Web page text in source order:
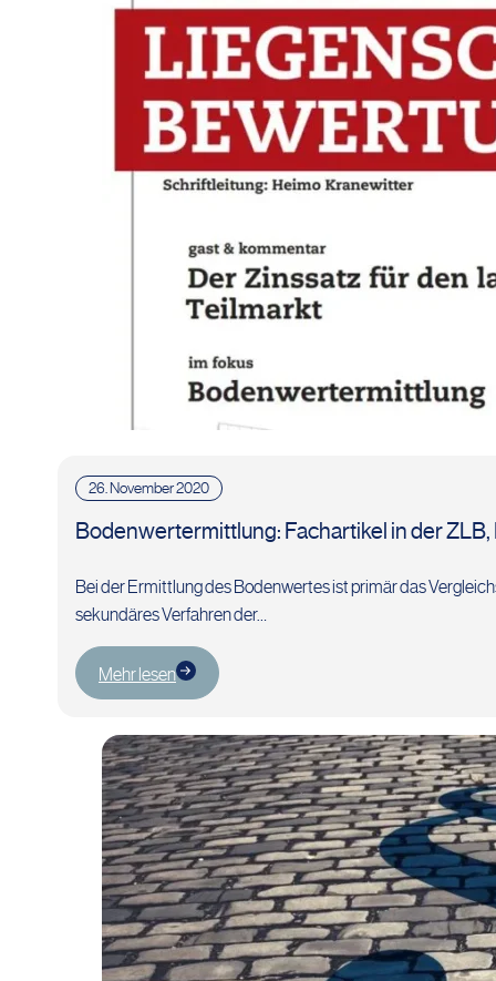
26. November 2020
Bodenwertermittlung: Fachartikel in der
Bei der Ermittlung des Bodenwertes ist primär das
sekundäres Verfahren der…
Mehr lesen